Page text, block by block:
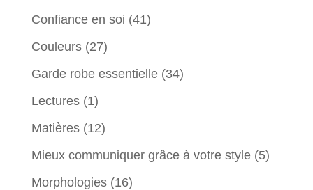
Confiance en soi (41)
Couleurs(27)
Garde robe essentielle(34)
Lectures(1)
Matières(12)
Mieux communiquer grâce à votre style(5)
Morphologies(16)